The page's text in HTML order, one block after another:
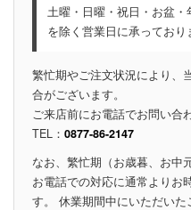
土曜・日曜・祝日・お盆
を除く営業日に承っており
繁忙期やご注文状況により、
合がございます。
ご来店前にお電話でお問い合
TEL： 0877-86-2147
なお、繁忙期（お歳暮、お中
お電話での対応に通常よりお
す。 休業期間中にいただい